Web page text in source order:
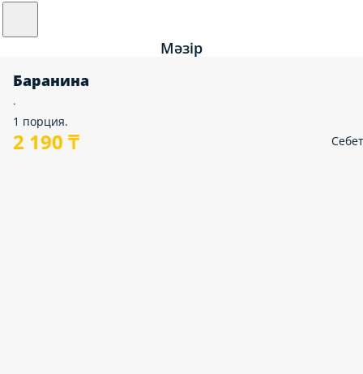
Мәзір
Баранина
.
1 порция.
2 190 ₸